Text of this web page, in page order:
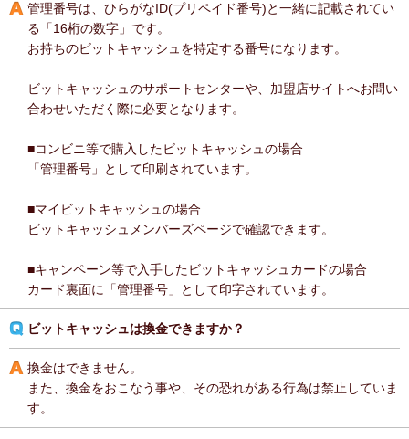
管理番号は、ひらがなID(プリペイド番号)と一緒に記載されてい
る「16桁の数字」です。
お持ちのビットキャッシュを特定する番号になります。
ビットキャッシュのサポートセンターや、加盟店サイトへお問い
合わせいただく際に必要となります。
■コンビニ等で購入したビットキャッシュの場合
「管理番号」として印刷されています。
■マイビットキャッシュの場合
ビットキャッシュメンバーズページで確認できます。
■キャンペーン等で入手したビットキャッシュカードの場合
カード裏面に「管理番号」として印字されています。
ビットキャッシュは換金できますか？
換金はできません。
また、換金をおこなう事や、その恐れがある行為は禁止していま
す。